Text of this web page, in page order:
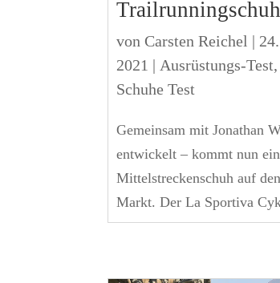
Trailrunningschuh
vonCarsten Reichel |
2021 | Ausrüstungs-Test,
Schuhe Test
Gemeinsam mit Jonathan
entwickelt – kommt nun ein
Mittelstreckenschuh auf den
Markt. Der La Sportiva